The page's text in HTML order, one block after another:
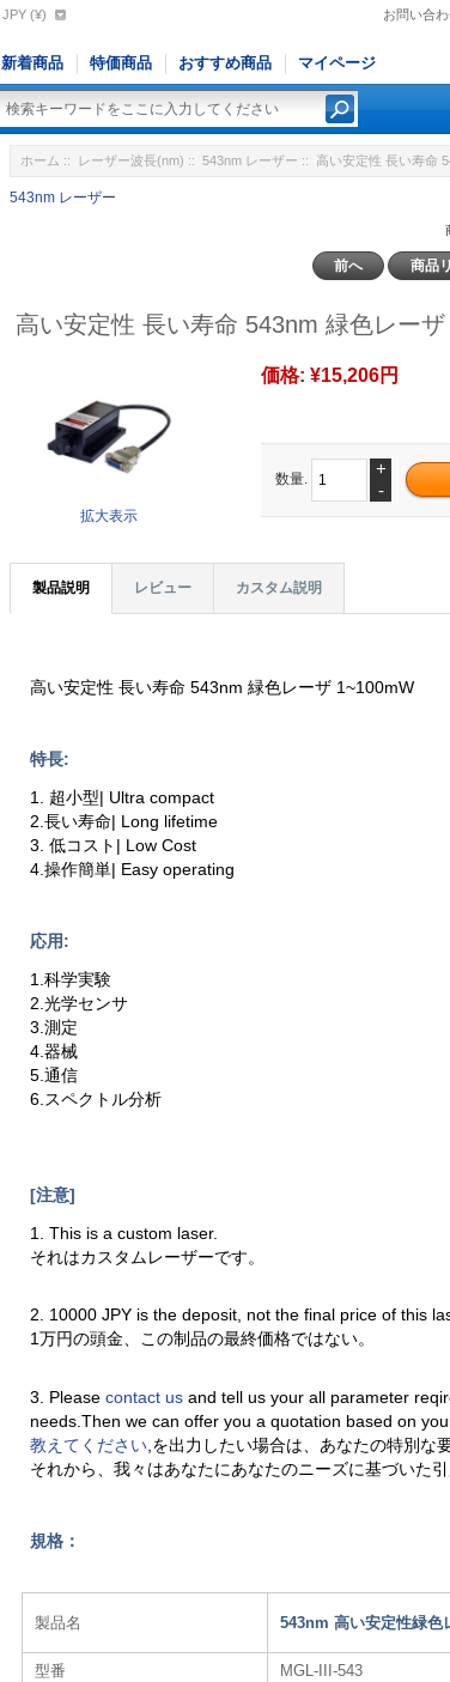
お問い合
JPY (¥)
新着商品 特価商品 おすすめ商品 マイページ
ホーム :: レーザー波長(nm) ::543nm レーザー :: 高い安定性 長い寿命
543nm レーザー
前へ 商品
高い安定性 長い寿命 543nm 緑色レー
拡大表示
価格:¥15,206円
数量.
+
-
製品説明 レビュー カスタム説明
高い安定性 長い寿命 543nm 緑色レーザ 1~100mW
特長:
1. 超小型| Ultra compact
2.長い寿命| Long lifetime
3. 低コスト| Low Cost
4.操作簡単| Easy operating
応用:
1.科学実験
2.光学センサ
3.測定
4.器械
5.通信
6.スペクトル分析
[注意]
1. This is a custom laser.
それはカスタムレーザーです。
2. 10000 JPY is the deposit, not the final price of this
1万円の頭金、この制品の最終価格ではない。
3. Pleasecontact usand tell us your all parameter
needs.Then we can offer you a quotation based on
教えてください ,を出力したい場合は、あなたの特別な要
それから、我々はあなたにあなたのニーズに基づいた
規格：
製品名 543nm 高い安定性緑色
型番
MGL-III-543